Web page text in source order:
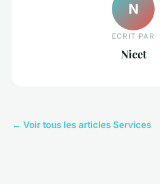
N
ECRIT PAR
Nicet
← Voir tous les articles Services